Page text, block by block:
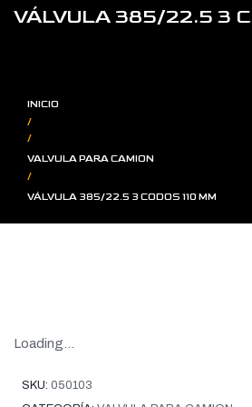
VÁLVULA 385/22.5 3
INICIO
/
/
VALVULA PARA CAMION
/
VÁLVULA 385/22.5 3 CODOS 110 MM
Loading...
SKU: 050103